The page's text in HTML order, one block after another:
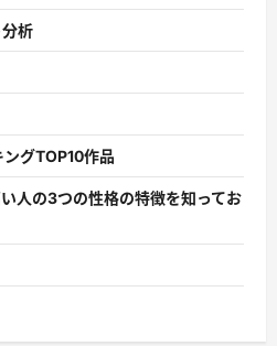
析
グTOP10作品
人の3つの性格の特徴を知ってお